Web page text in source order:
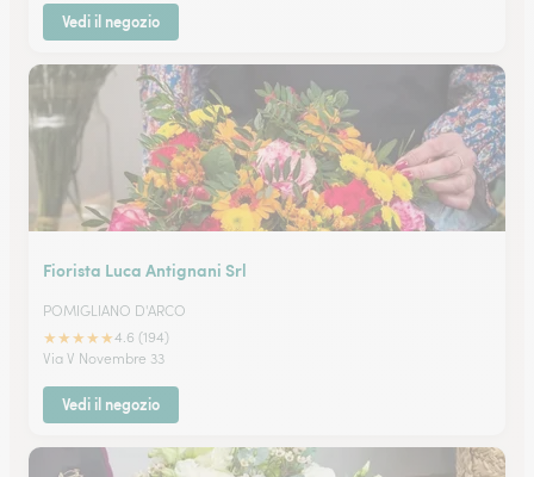
Vedi il negozio
Fiorista Luca Antignani Srl
POMIGLIANO D'ARCO
★★★★★4.6 (194)
Via V Novembre 33
Vedi il negozio